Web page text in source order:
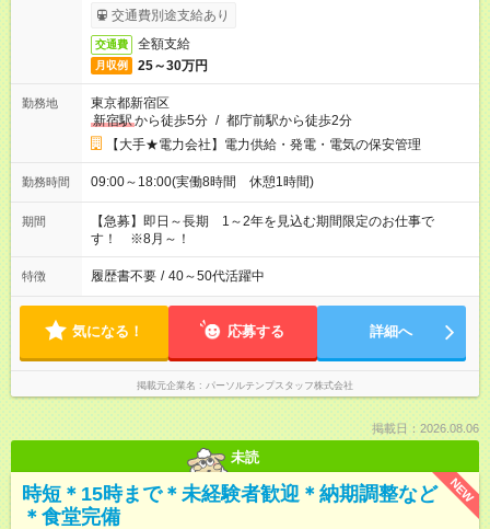
交通費別途支給あり
交通費 全額支給
月収例 25～30万円
勤務地
東京都新宿区
新宿駅から徒歩5分 / 都庁前駅から徒歩2分
【大手★電力会社】電力供給・発電・電気の保安管理
勤務時間 09:00～18:00(実働8時間 休憩1時間)
期間
【急募】即日～長期 1～2年を見込む期間限定のお仕事で
す！ ※8月～！
特徴 履歴書不要 / 40～50代活躍中
気になる！ 応募する 詳細へ
掲載元企業名 パーソルテンプスタッフ株式会社
掲載日：2026.08.06
未読
NEW
時短＊15時まで＊未経験者歓迎＊納期調整など
＊食堂完備